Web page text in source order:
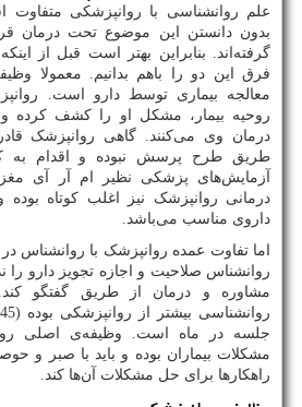
علم روانشناسی با روانپزشکی متفاوت
بدون دانستن این موضوع تحت درمان
گرفته‌اند. بنابراین بهتر است قبل از
فرق این دو را باهم بدانیم. معمولا
معالجه بیماری توسط دارو است.
روحیه بیمار، مشکل او را کشف کرده و
درمان وی می‌کنند. گاهی روانپزشک
طریق طرح پرسش نبوده و اقدام به
آزمایش‌های پزشکی نظیر ام آر آی
درمانی روانپزشک نیز اغلب کوتاه
داروی مناسب می‌باشد.
اما تفاوت عمده روانپزشک با روانشناس
روانشناس صلاحیت و اجازه تجویز دارو را
مشاوره و درمان از طریق گفتگو
جلسه در ماه است. وظیفه‌ی اصلی
مشکلات بیماران بوده و باید با صبر و
راهکارها برای حل مشکلات آن‌ها کند.